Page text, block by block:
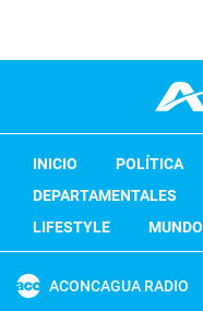
INICIO POLÍTICA
DEPARTAMENTALES
LIFESTYLE
MUNDO
ACONCAGUA RADIO